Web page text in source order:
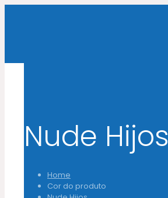
Nude Hijos
Home
Cor do produto